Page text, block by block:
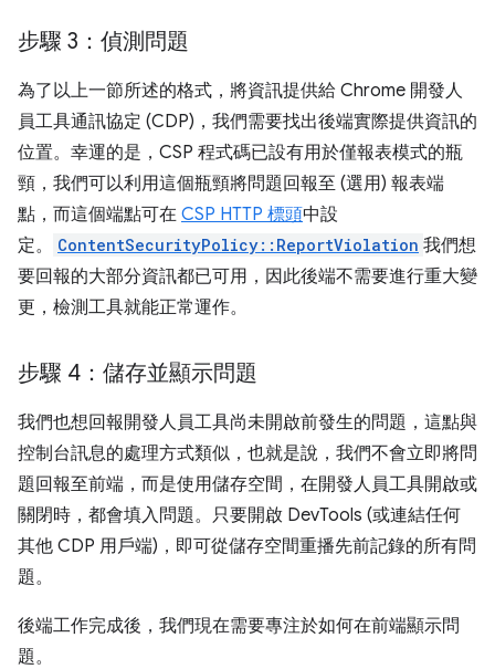
步驟 3：偵測問題
為了以上一節所述的格式，將資訊提供給 Chrome 開發人
員工具通訊協定 (CDP)，我們需要找出後端實際提供資訊的
位置。幸運的是，CSP 程式碼已設有用於僅報表模式的瓶
頸，我們可以利用這個瓶頸將問題回報至 (選用) 報表端
點，而這個端點可在 CSP HTTP 標頭中設
定。
ContentSecurityPolicy::ReportViolation 我們想
要回報的大部分資訊都已可用，因此後端不需要進行重大變
更，檢測工具就能正常運作。
步驟 4：儲存並顯示問題
我們也想回報開發人員工具尚未開啟前發生的問題，這點與
控制台訊息的處理方式類似，也就是說，我們不會立即將問
題回報至前端，而是使用儲存空間，在開發人員工具開啟或
關閉時，都會填入問題。只要開啟 DevTools (或連結任何
其他 CDP 用戶端)，即可從儲存空間重播先前記錄的所有問
題。
後端工作完成後，我們現在需要專注於如何在前端顯示問
題。